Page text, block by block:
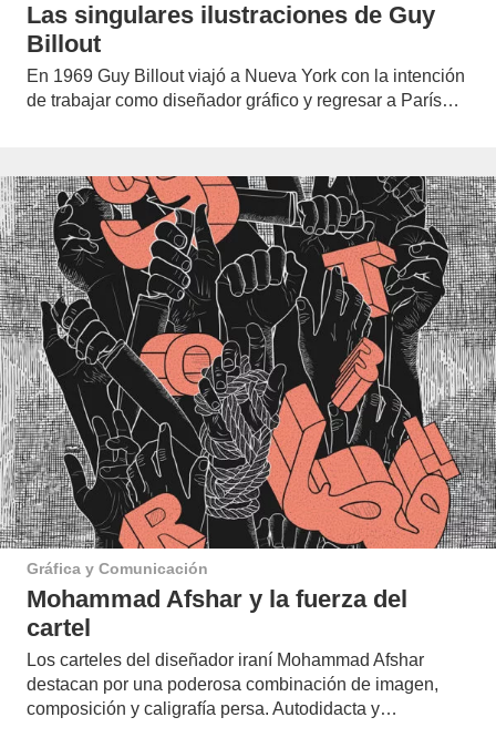
Las singulares ilustraciones de Guy
Billout
En 1969 Guy Billout viajó a Nueva York con la intención
de trabajar como diseñador gráfico y regresar a París…
Gráfica y Comunicación
Mohammad Afshar y la fuerza del
cartel
Los carteles del diseñador iraní Mohammad Afshar
destacan por una poderosa combinación de imagen,
composición y caligrafía persa. Autodidacta y…